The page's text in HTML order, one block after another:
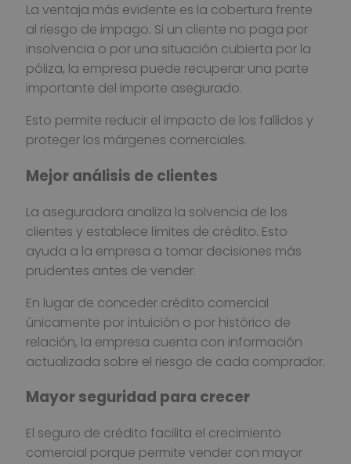
La ventaja más evidente es la cobertura frente
al riesgo de impago. Si un cliente no paga por
insolvencia o por una situación cubierta por la
póliza, la empresa puede recuperar una parte
importante del importe asegurado.
Esto permite reducir el impacto de los fallidos y
proteger los márgenes comerciales.
Mejor análisis de clientes
La aseguradora analiza la solvencia de los
clientes y establece límites de crédito. Esto
ayuda a la empresa a tomar decisiones más
prudentes antes de vender.
En lugar de conceder crédito comercial
únicamente por intuición o por histórico de
relación, la empresa cuenta con información
actualizada sobre el riesgo de cada comprador.
Mayor seguridad para crecer
El seguro de crédito facilita el crecimiento
comercial porque permite vender con mayor